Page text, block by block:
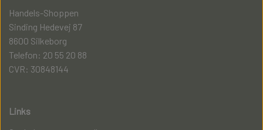
Handels-Shoppen
Sinding Hedevej 87
8600 Silkeborg
Telefon: 20 55 20 88
CVR: 30848144
Links